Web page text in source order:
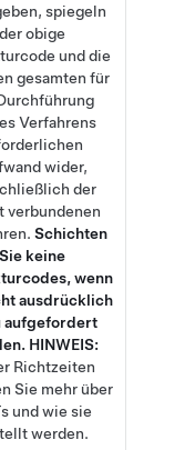
spiegeln
der obige
und die
gesamten für
Verfahrens
wider,
der
verbundenen
Schichten
Sie keine
wenn
ausdrücklich
aufgefordert
HINWEIS:
Richtzeiten
Sie mehr über
und wie sie
werden.